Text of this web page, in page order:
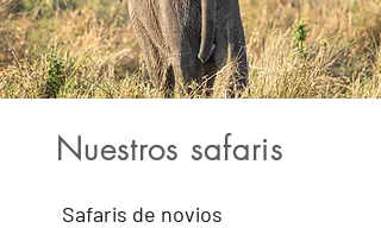
Nuestros safaris
Safaris de novios